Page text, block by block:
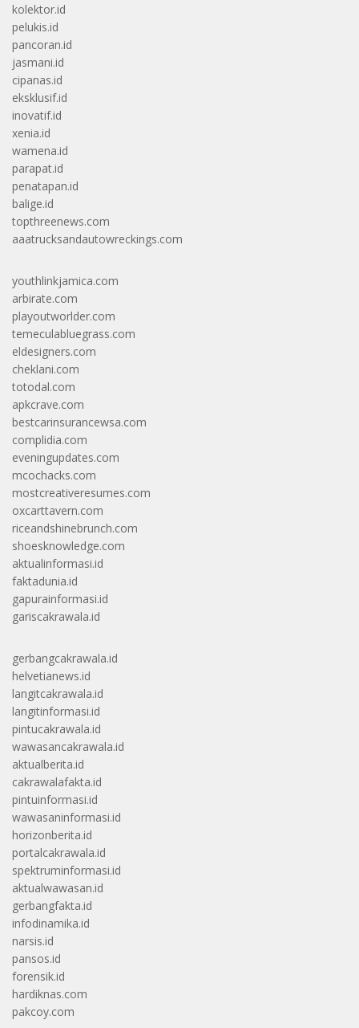
kolektor.id
pelukis.id
pancoran.id
jasmani.id
cipanas.id
eksklusif.id
inovatif.id
xenia.id
wamena.id
parapat.id
penatapan.id
balige.id
topthreenews.com
aaatrucksandautowreckings.com
youthlinkjamica.com
arbirate.com
playoutworlder.com
temeculabluegrass.com
eldesigners.com
cheklani.com
totodal.com
apkcrave.com
bestcarinsurancewsa.com
complidia.com
eveningupdates.com
mcochacks.com
mostcreativeresumes.com
oxcarttavern.com
riceandshinebrunch.com
shoesknowledge.com
aktualinformasi.id
faktadunia.id
gapurainformasi.id
gariscakrawala.id
gerbangcakrawala.id
helvetianews.id
langitcakrawala.id
langitinformasi.id
pintucakrawala.id
wawasancakrawala.id
aktualberita.id
cakrawalafakta.id
pintuinformasi.id
wawasaninformasi.id
horizonberita.id
portalcakrawala.id
spektruminformasi.id
aktualwawasan.id
gerbangfakta.id
infodinamika.id
narsis.id
pansos.id
forensik.id
hardiknas.com
pakcoy.com